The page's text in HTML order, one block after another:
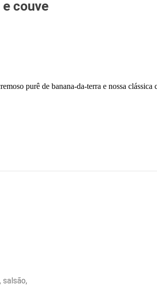
couve
purê de banana-da-terra e nossa
salsão,